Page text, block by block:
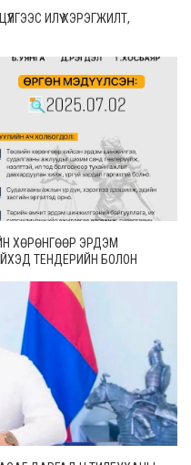
ИЛҮҮ ХЭРЭГЖИЛТ,
ХӨРӨНГӨӨР ЭРДЭМ
ТЕНДЕРИЙН БОЛОН